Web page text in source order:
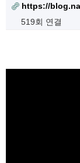
https://
519회 연결